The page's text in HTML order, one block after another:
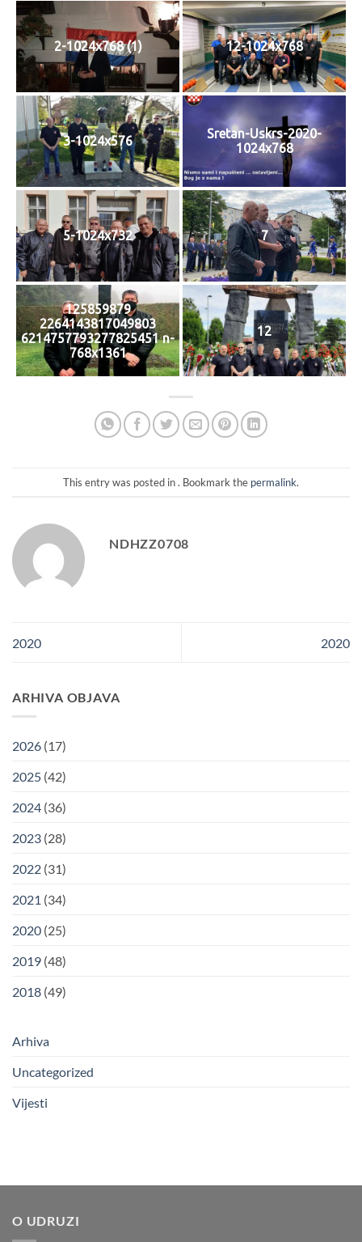
2-1024x768 (1) 12-1024x768
3-1024x576
Sretan-Uskrs-2020-
1024x768
5-1024x732 7
125859879
2264143817049803
6214757793277825451 n-
768x1361
12
This entry was posted in . Bookmark the permalink.
NDHZZ0708
2020 2020
ARHIVA OBJAVA
2026 (17)
2025 (42)
2024 (36)
2023 (28)
2022 (31)
2021 (34)
2020 (25)
2019 (48)
2018 (49)
Arhiva
Uncategorized
Vijesti
O UDRUZI